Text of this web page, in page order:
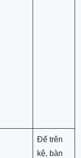
Để trên
kệ, bàn